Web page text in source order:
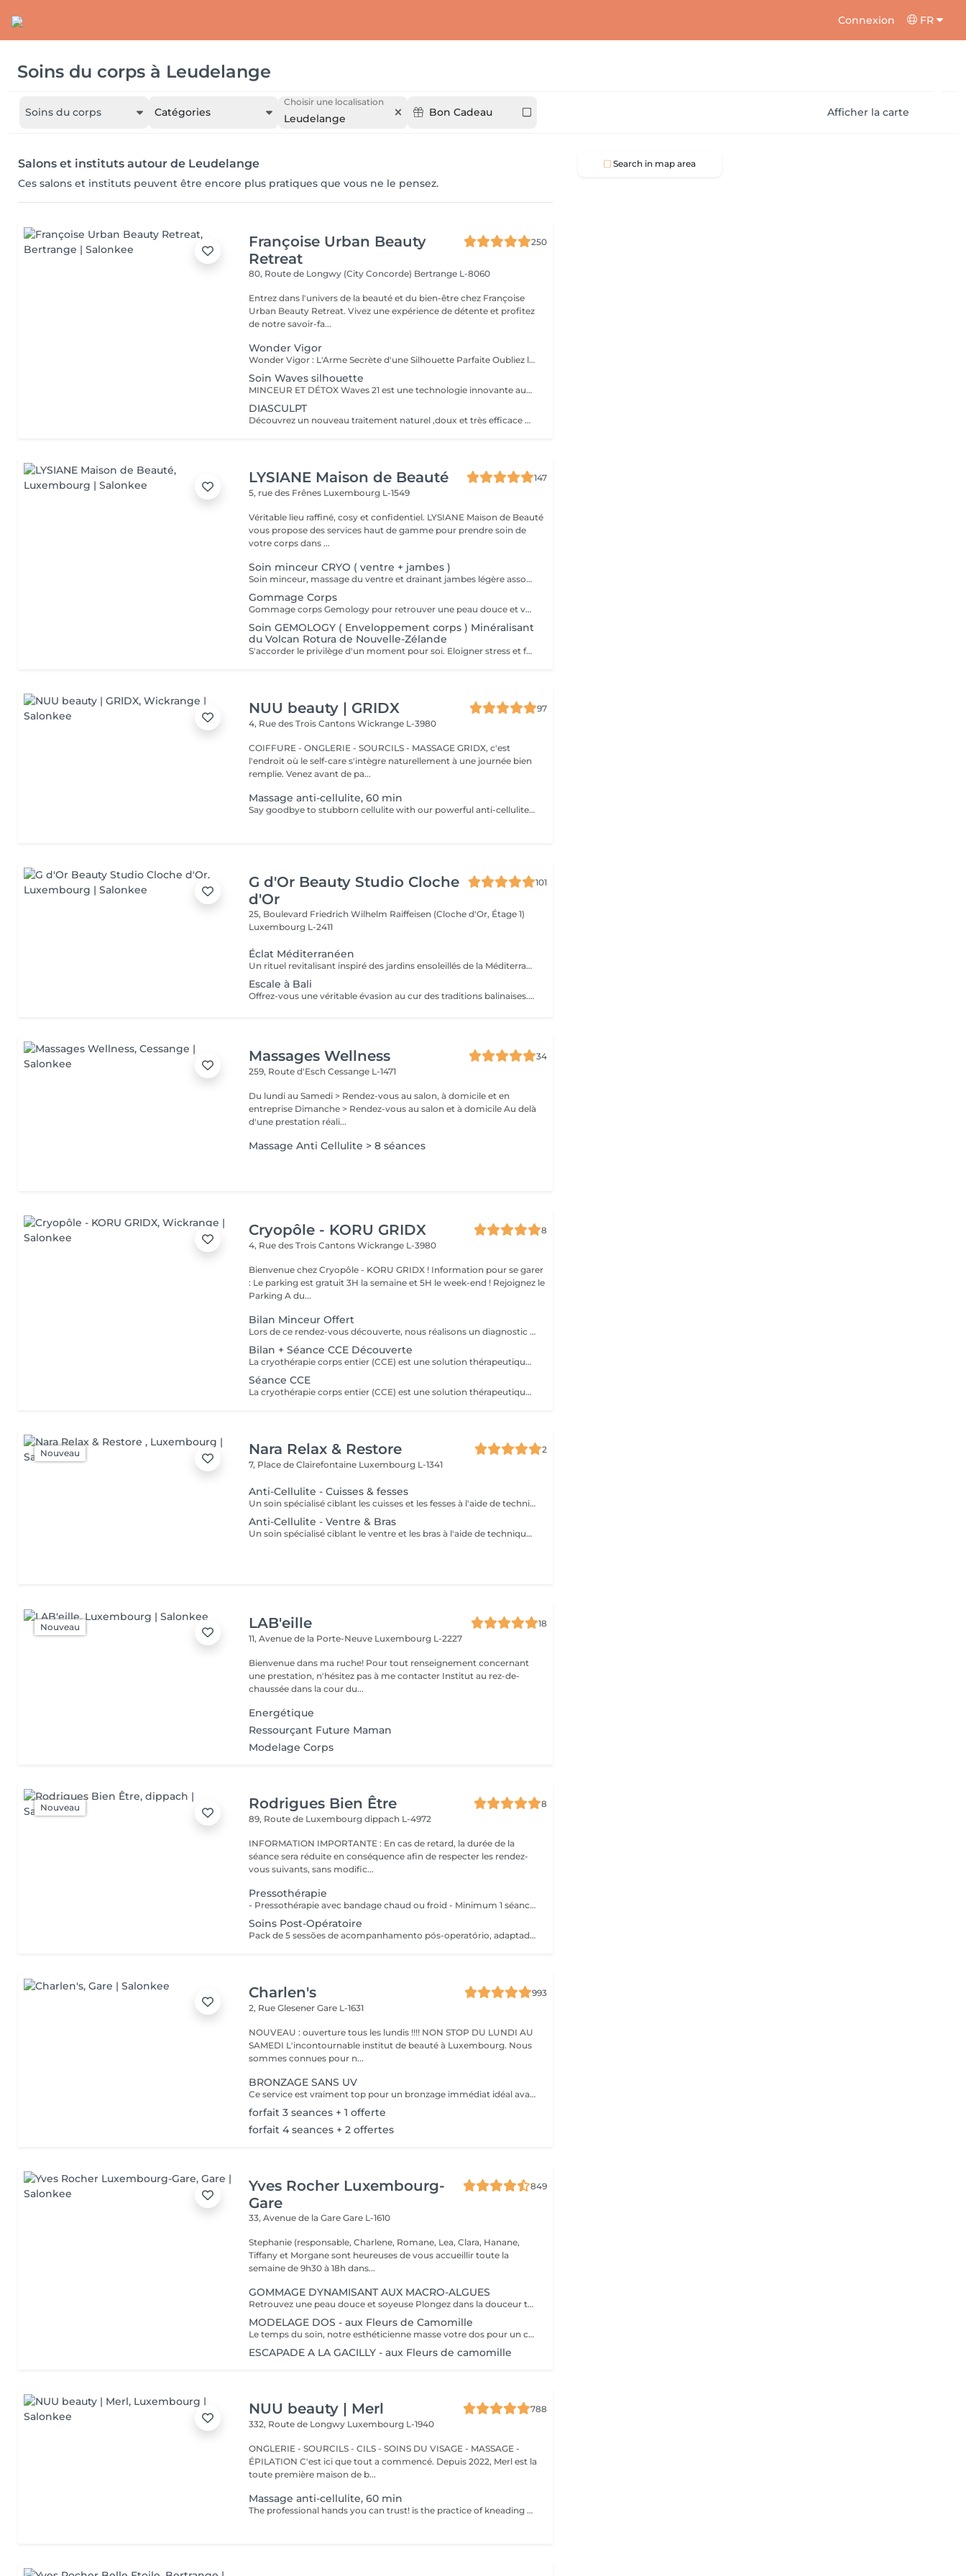
Connexion FR
Soins du corps à Leudelange
Soins du corps Catégories
Choisir une localisation
Leudelange Bon Cadeau Afficher la carte
Salons et instituts autour de Leudelange
Ces salons et instituts peuvent être encore plus pratiques que vous ne le pensez.
Françoise Urban Beauty
Retreat
250
80, Route de Longwy (City Concorde) Bertrange L-8060
Entrez dans l'univers de la beauté et du bien-être chez Françoise
Urban Beauty Retreat. Vivez une expérience de détente et profitez
de notre savoir-fa...
Wonder Vigor
Wonder Vigor : L'Arme Secrète d'une Silhouette Parfaite Oubliez les méthodes ordinaires. Wonder Vigor est la première et unique technologie au monde à fusionner thermogenèse intelligente et contraction musculaire hélicoïdale pour détruire la graisse et sculpter le corps avec une précision chirurgicale sans bistouri, sans douleur, sans compromis. Propulsé par Thermodexia, un brevet exclusif, ce système agit en profondeur pour des résultats visibles, mesurables, et inégalés. Une expérience ultra-confortable, des effets immédiats et durables parce que votre corps mérite l'excellence absolue. Exclusivement chez nous. Parce que le génie ne se partage pas. Prêt à transformer votre corps ? Venez vivre l'expérience Wonder Vigor.
Soin Waves silhouette
MINCEUR ET DÉTOX Waves 21 est une technologie innovante aux effets rééquilibrant , minceurs et détox permettant une action ciblée sur les différentes zones que l'on souhaite amincir. Grâce a l'association de électrostimulation des métamères en lien direct avec les organes , et d'un traitement par le froid intense , ce soin , relance le système lymphatique et veineux Les tissus sont détoxifiés en profondeur , la silhouette ré harmonisée , et les imperfections telle la cellulite , et la graisse abdominale sont visiblement réduites , dès la première séance .
DIASCULPT
Découvrez un nouveau traitement naturel ,doux et très efficace pour éliminer les surcharges graisseuses localisées : abdomen, hanches ,genoux , bras , fesses ,les résultats sont visibles immédiatement .Cette technique permet également de soigner la cellulite, et raffermir les zones relâchées en renforçant la fabrication d'un bon collagène.
LYSIANE Maison de Beauté
147
5, rue des Frênes Luxembourg L-1549
Véritable lieu raffiné, cosy et confidentiel. LYSIANE Maison de Beauté
vous propose des services haut de gamme pour prendre soin de
votre corps dans ...
Soin minceur CRYO ( ventre + jambes )
Soin minceur, massage du ventre et drainant jambes légère associé a un enveloppement bandes / liquide CRYO pour un effet raffermissant +++
Gommage Corps
Gommage corps Gemology pour retrouver une peau douce et veloutée.
Soin GEMOLOGY ( Enveloppement corps ) Minéralisant
du Volcan Rotura de Nouvelle-Zélande
S'accorder le privilège d'un moment pour soi. Eloigner stress et fatigue. Profiter sans retenue des bienfaits énergisants d'un soin de remise en forme.
NUU beauty | GRIDX
97
4, Rue des Trois CantonsWickrange L-3980
COIFFURE - ONGLERIE - SOURCILS - MASSAGE GRIDX, c'est
l'endroit où le self-care s'intègre naturellement à une journée bien
remplie. Venez avant de pa...
Massage anti-cellulite, 60 min
Say goodbye to stubborn cellulite with our powerful anti-cellulite massage! This intensive treatment uses firm, targeted techniques to stimulate circulation, break down fat deposits, and smooth the skin's texture. By enhancing lymphatic flow and increasing metabolism, it visibly reduces the appearance of dimples and improves overall skin tone. Ideal as part of a body contouring plan. Age restrictions: recommended to do from 16 years. Post procedure recommendations: do not do sport and any sharp movements for 2-3 hours after the procedure. Frequency: 2-3 times per week, 10 times in total. Repeat once in 3-6 months.
G d'Or Beauty Studio Cloche
d'Or
101
25, Boulevard Friedrich Wilhelm Raiffeisen (Cloche d'Or, Étage 1)
Luxembourg L-2411
Éclat Méditerranéen
Un rituel revitalisant inspiré des jardins ensoleillés de la Méditerranée. L'exfoliation au sucre élimine les cellules mortes et révèle une peau douce et lumineuse, tandis qu'un massage relaxant aux notes d'orange douce, de mandarine et de fleur d'oranger procure une profonde sensation de bien-être. Une véritable parenthèse de fraîcheur qui réveille le corps et les sens.
Escale à Bali
Offrez-vous une véritable évasion au cur des traditions balinaises. Ce rituel associe une exfoliation douce à un massage relaxant aux senteurs de coco, de fleur de tiaré et de vanille. La peau est intensément nourrie, satinée et délicatement parfumée, tandis que le corps retrouve calme et sérénité.
Massages Wellness
34
259, Route d'EschCessange L-1471
Du lundi au Samedi > Rendez-vous au salon, à domicile et en
entreprise Dimanche > Rendez-vous au salon et à domicile Au delà
d'une prestation réali...
Massage Anti Cellulite > 8 séances
Cryopôle - KORU GRIDX
8
4, Rue des Trois CantonsWickrange L-3980
Bienvenue chez Cryopôle - KORU GRIDX ! Information pour se garer
: Le parking est gratuit 3H la semaine et 5H le week-end ! Rejoignez le
Parking A du...
Bilan Minceur Offert
Lors de ce rendez-vous découverte, nous réalisons un diagnostic personnalisé de votre silhouette et de vos objectifs. Ensemble, nous identifions les solutions les plus adaptées (cryolipolyse, remodelage, cryothérapie, etc.) pour atteindre vos résultats. Sans engagement une première étape offerte pour comprendre votre corps et vous guider efficacement.
Bilan + Séance CCE Découverte
La cryothérapie corps entier (CCE) est une solution thérapeutique non médicamenteuse par le froid. Elle utilise l'action du froid en produisant un effet antalgique et anti-inflammatoire sur tout le corps dans de nombreux domaines : médical, sportif, bien-être et esthétique.
Séance CCE
La cryothérapie corps entier (CCE) est une solution thérapeutique non médicamenteuse par le froid. Elle utilise l'action du froid en produisant un effet antalgique et anti-inflammatoire sur tout le corps dans de nombreux domaines : médical, sportif, bien-être et esthétique.
Nouveau Nara Relax & Restore
2
7, Place de Clairefontaine Luxembourg L-1341
Anti-Cellulite - Cuisses & fesses
Un soin spécialisé ciblant les cuisses et les fesses à l'aide de techniques de massage intensives destinées à stimuler la circulation et à agir sur les tissus sous-jacents. Ce traitement contribue à améliorer l'apparence de la peau, à soutenir la tonicité des tissus et à procurer une sensation de peau plus lisse et revitalisée.
Anti-Cellulite - Ventre & Bras
Un soin spécialisé ciblant le ventre et les bras à l'aide de techniques de massage ciblées destinées à stimuler la circulation et à soutenir l'apparence naturelle de la peau. Ce traitement intensif aide à améliorer la tonicité des tissus, affiner le grain de peau et laisser la peau plus souple, plus douce et agréablement rafraîchie.
Nouveau LAB'eille
18
11, Avenue de la Porte-Neuve Luxembourg L-2227
Bienvenue dans ma ruche! Pour tout renseignement concernant
une prestation, n'hésitez pas à me contacter Institut au rez-de-
chaussée dans la cour du...
Energétique
Ressourçant Future Maman
Modelage Corps
Nouveau Rodrigues Bien Être
8
89, Route de Luxembourgdippach L-4972
INFORMATION IMPORTANTE : En cas de retard, la durée de la
séance sera réduite en conséquence afin de respecter les rendez-
vous suivants, sans modific...
Pressothérapie
- Pressothérapie avec bandage chaud ou froid - Minimum 1 séance par semaine Bienfaits : - Stimule la circulation sanguine et lymphatique - Réduit la rétention d'eau et les gonflements - Soulage les jambes lourdes et fatiguées - Aide à diminuer l'apparence de la cellulite - Favorise la récupération après une chirurgie esthétique - Améliore le confort despersonnes souffrant de lipdème
Soins Post-Opératoire
Pack de 5 sessões de acompanhamento pós-operatório, adaptadas às necessidades da recuperação. As sessões devem ser realizadas com um intervalo mínimo de 2 dias entre cada uma, para respeitar o processo de cicatrização e otimizar os resultados.
Charlen's
993
2, Rue GlesenerGare L-1631
NOUVEAU : ouverture tous les lundis !!!! NON STOP DU LUNDI AU
SAMEDI L'incontournable institut de beauté à Luxembourg. Nous
sommes connues pour n...
BRONZAGE SANS UV
Ce service est vraiment top pour un bronzage immédiat idéal avant vos vacances ou avant une soirée ;) Nous vous conseillons de faire un gommage la veille du soin et de porter des vêtements amples noirs. Selon votre peau, cela tient environ 1 semaine à 10 Jours! AVANT Exfolier votre peau en profondeur, puis hydrater généreusement 24h avant d'appliquer votre autobronzant, en insistant bien sur les coudes, genoux, chevilles et les zones sensibles. Épiler ou raser dans les 48h avant application afin que les pores de la peau soient fermés. Des points noirs pourraient apparaître si votre peau n'est pas nette lors de l'application. Ne pas appliquer de crème hydratante, parfum, déodorant ou maquillage le jour même de l'application cela pourrait obstruer les pores de la peau et faire apparaître des points noirs. APRÈS Porter des vêtement amples de couleur foncée les vêtements près du corps ou sous-vêtements pourraient faire des marques, porter des chaussures larges. Hydrater quotidiennement votre peau les jours suivant l'application ou utiliser un autobronzant progressif pour entretenir votre bronzage et le faire durer plus longtemps. Après 5 jours, exfolier quotidiennement votre peau à l'aide d'un exfoliant doux afin d'aider votre peau à absorber plus facilement votre crème hydratante, et garder un joli bronzage. Cela permet aussi au bronzage de s'estomper progressivement et uniformément.
forfait 3 seances + 1 offerte
forfait 4 seances + 2 offertes
Yves Rocher Luxembourg-
Gare
849
33, Avenue de la GareGare L-1610
Stephanie (responsable, Charlene, Romane, Lea, Clara, Hanane,
Tiffany et Morgane sont heureuses de vous accueillir toute la
semaine de 9h30 à 18h dans...
GOMMAGE DYNAMISANT AUX MACRO-ALGUES
Retrouvez une peau douce et soyeuse Plongez dans la douceur tropicale dIndonésie à travers les notes épicées des huiles essentielles de Girofle et de Muscade. Ce gommage aux effluves chauds et naturels vous transporte tout en exfoliant délicatement votre peau : elle est douce, lumineuse et satinée.
MODELAGE DOS - aux Fleurs de Camomille
Le temps du soin, notre esthéticienne masse votre dos pour un confort sans précédent.
ESCAPADE A LA GACILLY - aux Fleurs de camomille
NUU beauty | Merl
788
332, Route de Longwy Luxembourg L-1940
ONGLERIE - SOURCILS - CILS - SOINS DU VISAGE - MASSAGE -
ÉPILATION C'est ici que tout a commencé. Depuis 2022, Merl est la
toute première maison de b...
Massage anti-cellulite, 60 min
The professional hands you can trust! is the practice of kneading or manipulating a person's muscles and other soft-tissue in order to reduce stress, reduce muscle pain, increase relaxation and improve the work of the immune system. Benefits of getting an anti-cellulite massage: - improves blood circulation - congestion in the skin goes away - metabolic processes in cells and tissues are activated - muscles and tissues are saturated with oxygen and minerals - skin becomes smooth and elastic How is massage anti-cellulite done? - back is massaged - arms are massaged - legs are massaged - belly is massaged Age restrictions: recommended to do from 16 years. Post procedure recommendations: do not do sport and any sharp movements for 2-3 hours after the procedure. Frequency: 2-3 times per week, 10 times in total. Repeat once in 3-6 months.
Search in map area